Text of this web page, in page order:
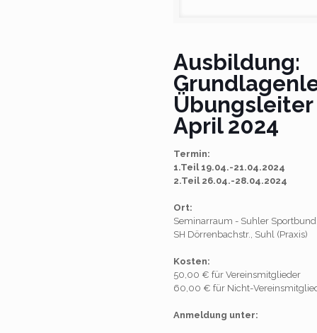
Ausbildung:
Übungsleiter
April 2024
Termin:
1.Teil 19.04.-21.04.2024
2.Teil 26.04.-28.04.2024
Ort:
Seminarraum - Suhler
SH Dörrenbachstr., Suhl (Praxis)
Kosten:
50,00 € für Vereinsmitglieder
60,00 € für Nicht-
Anmeldung unter: